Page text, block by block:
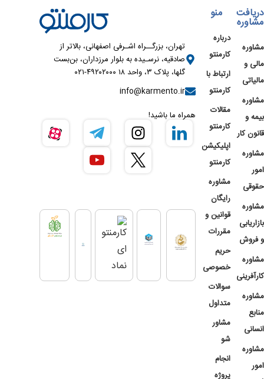
دریافت
مشاوره
مشاوره
مالی و
مالیاتی
مشاوره
بیمه و
قانون کار
مشاوره
امور
حقوقی
مشاوره
بازاریابی
و فروش
مشاوره
کارآفرینی
مشاوره
منابع
انسانی
مشاوره
امور
منو
درباره
کارمنتو
ارتباط با
کارمنتو
مقالات
کارمنتو
اپلیکیشن
کارمنتو
مشاوره
رایگان
قوانین و
مقررات
حریم
خصوصی
سوالات
متداول
مشاور
شو
انجام
پروژه
تهران، بزرگــراه اشـرفی اصفهانی، بالاتر از
صادقیه، نرسـیده به بلوار مرزداران، بن‌بست
گلها، پلاک ۳، واحد ۱۸ ۴۹۲۰۲۰۰۰-۰۲۱
info@karmento.ir
همراه ما باشید!